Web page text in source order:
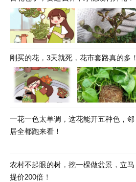
刚买的花，3天就死，花市套路真的多！
一花一色太单调，这花能开五种色，邻
居全都跑来看！
农村不起眼的树，挖一棵做盆景，立马
提价200倍！